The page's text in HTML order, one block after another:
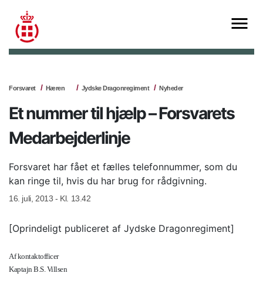
Forsvaret Hæren Jydske Dragonregiment Nyheder
Et nummer til hjælp – Forsvarets
Medarbejderlinje
Forsvaret har fået et fælles telefonnummer, som du
kan ringe til, hvis du har brug for rådgivning.
16. juli, 2013 - Kl. 13.42
[Oprindeligt publiceret af Jydske Dragonregiment]
Af kontaktofficer
Kaptajn B.S. Villsen